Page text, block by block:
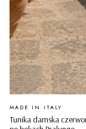
Tunika damska
PRODUCENT
MADE IN ITALY